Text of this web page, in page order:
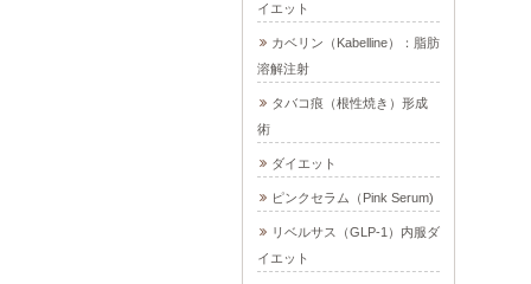
イエット
カベリン（Kabelline）：脂肪
溶解注射
タバコ痕（根性焼き）形成
術
ダイエット
ピンクセラム（Pink Serum)
リベルサス（GLP-1）内服ダ
イエット